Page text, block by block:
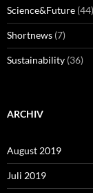
Science&Future (44)
Shortnews (7)
Sustainability (36)
ARCHIV
August 2019
Juli 2019